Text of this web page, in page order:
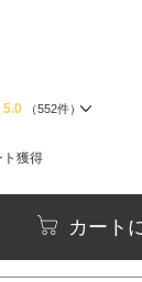
5.0 （552件）
ト獲得
カート